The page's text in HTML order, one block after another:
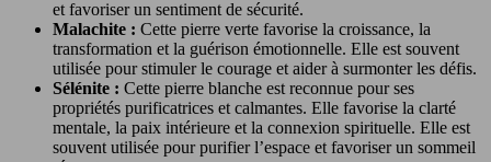
et favoriser un sentiment de sécurité.
Malachite : Cette pierre verte favorise la croissance, la
transformation et la guérison émotionnelle. Elle est souvent
utilisée pour stimuler le courage et aider à surmonter les défis.
Sélénite : Cette pierre blanche est reconnue pour ses
propriétés purificatrices et calmantes. Elle favorise la clarté
mentale, la paix intérieure et la connexion spirituelle. Elle est
souvent utilisée pour purifier l’espace et favoriser un sommeil